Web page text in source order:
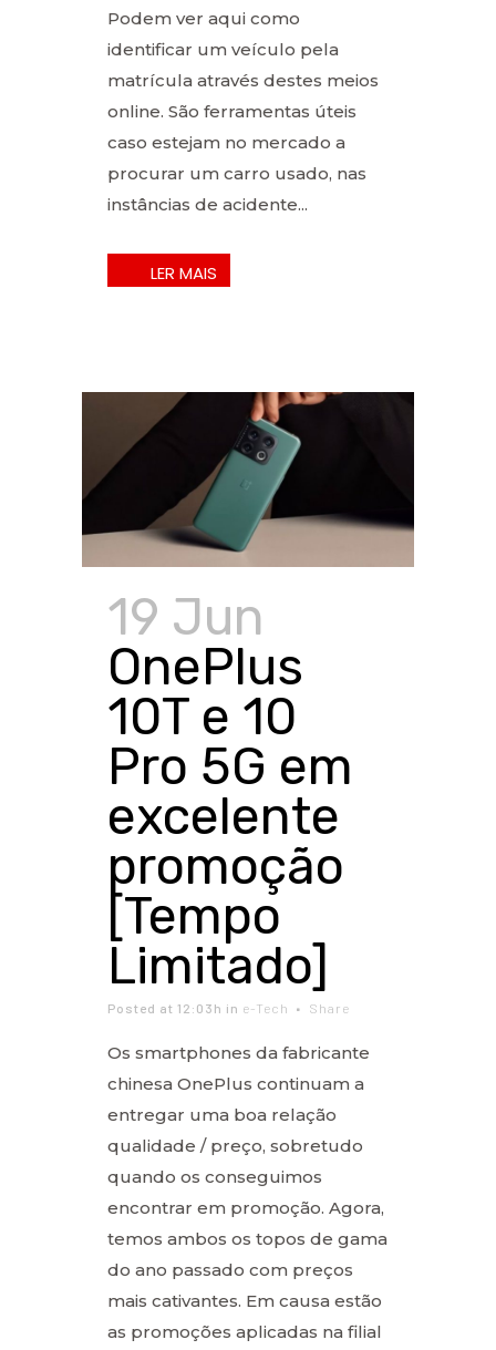
Podem ver aqui como
identificar um veículo pela
matrícula através destes meios
online. São ferramentas úteis
caso estejam no mercado a
procurar um carro usado, nas
instâncias de acidente...
19 Jun
OnePlus
10T e 10
Pro 5G em
excelente
promoção
[Tempo
Limitado]
Posted at 12:03h in e-Tech Share
Os smartphones da fabricante
chinesa OnePlus continuam a
entregar uma boa relação
qualidade / preço, sobretudo
quando os conseguimos
encontrar em promoção. Agora,
temos ambos os topos de gama
do ano passado com preços
mais cativantes. Em causa estão
as promoções aplicadas na filial